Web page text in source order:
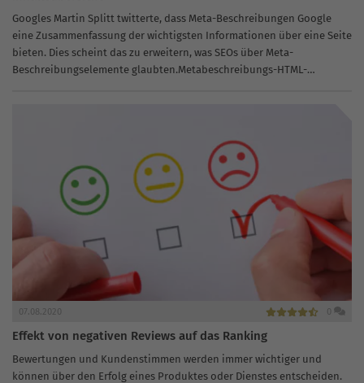
Googles Martin Splitt twitterte, dass Meta-Beschreibungen Google
eine Zusammenfassung der wichtigsten Informationen über eine Seite
bieten. Dies scheint das zu erweitern, was SEOs über Meta-
Beschreibungselemente glaubten.Metabeschreibungs-HTML-
07.08.2020 0
Effekt von negativen Reviews auf das Ranking
Bewertungen und Kundenstimmen werden immer wichtiger und
können über den Erfolg eines Produktes oder Dienstes entscheiden.